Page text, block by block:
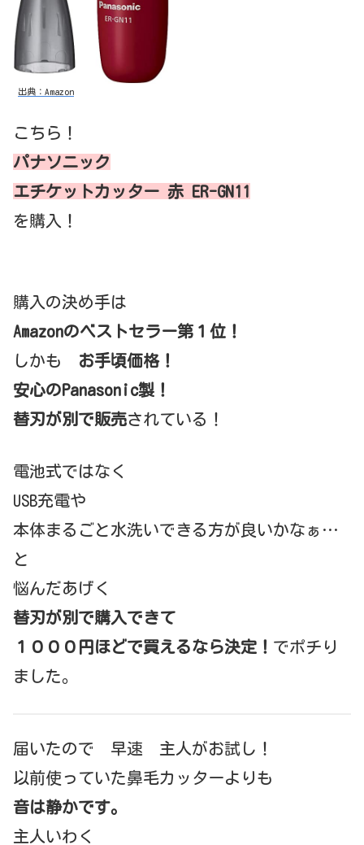
出典：Amazon
こちら！
パナソニック
エチケットカッター 赤 ER-GN11
を購入！
購入の決め手は
Amazonのベストセラー第１位！
しかも お手頃価格！
安心のPanasonic製！
替刃が別で販売されている！
電池式ではなく
USB充電や
本体まるごと水洗いできる方が良いかなぁ…
と
悩んだあげく
替刃が別で購入できて
１０００円ほどで買えるなら決定！ でポチり
ました。
届いたので 早速 主人がお試し！
以前使っていた鼻毛カッターよりも
音は静かです。
主人いわく